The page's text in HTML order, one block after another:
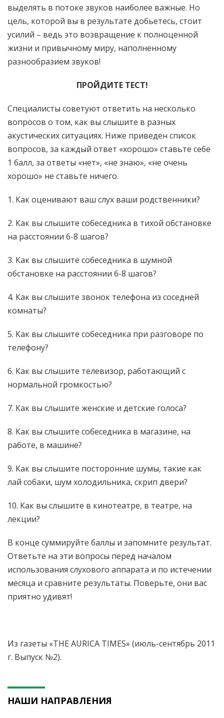
выделять в потоке звуков наиболее важные. Но
цель, которой вы в результате добьетесь, стоит
усилий – ведь это возвращение к полноценной
жизни и привычному миру, наполненному
разнообразием звуков!
ПРОЙДИТЕ ТЕСТ!
Специалисты советуют ответить на несколько
вопросов о том, как вы слышите в разных
акустических ситуациях. Ниже приведен список
вопросов, за каждый ответ «хорошо» ставьте себе
1 балл, за ответы «нет», «не знаю», «не очень
хорошо» не ставьте ничего.
1. Как оценивают ваш слух ваши родственники?
2. Как вы слышите собеседника в тихой обстановке
на расстоянии 6-8 шагов?
3. Как вы слышите собеседника в шумной
обстановке на расстоянии 6-8 шагов?
4. Как вы слышите звонок телефона из соседней
комнаты?
5. Как вы слышите собеседника при разговоре по
телефону?
6. Как вы слышите телевизор, работающий с
нормальной громкостью?
7. Как вы слышите женские и детские голоса?
8. Как вы слышите собеседника в магазине, на
работе, в машине?
9. Как вы слышите посторонние шумы, такие как
лай собаки, шум холодильника, скрип двери?
10. Как вы слышите в кинотеатре, в театре, на
лекции?
В конце суммируйте баллы и запомните результат.
Ответьте на эти вопросы перед началом
использования слухового аппарата и по истечении
месяца и сравните результаты. Поверьте, они вас
приятно удивят!
Из газеты «THE AURICA TIMES» (июль-сентябрь 2011
г. Выпуск №2).
НАШИ НАПРАВЛЕНИЯ